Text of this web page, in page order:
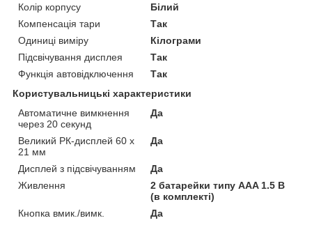
Колір корпусу
Білий
Компенсація тари
Так
Одиниці виміру
Кілограми
Підсвічування дисплея
Так
Функція автовідключення
Так
Користувальницькі характеристики
Автоматичне вимкнення
через 20 секунд
Да
Великий РК-дисплей 60 x
21 мм
Да
Дисплей з підсвічуванням
Да
Живлення
2 батарейки типу AAA 1.5 В
(в комплекті)
Кнопка вмик./вимк.
Да